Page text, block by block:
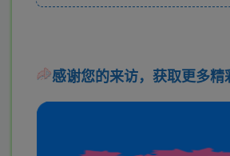
感谢您的来访，获取更多精